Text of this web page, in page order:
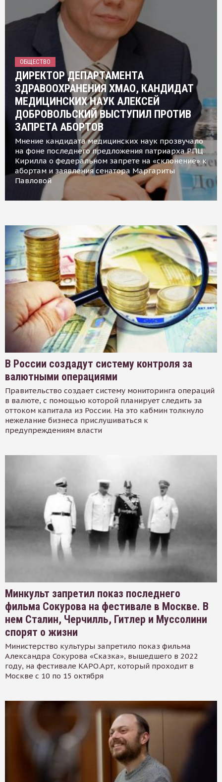
ОБЩЕСТВО
ДИРЕКТОР ДЕПАРТАМЕНТА
ЗДРАВООХРАНЕНИЯ ХМАО, КАНДИДАТ
МЕДИЦИНСКИХ НАУК АЛЕКСЕЙ
ДОБРОВОЛЬСКИЙ ВЫСТУПИЛ ПРОТИВ
ЗАПРЕТА АБОРТОВ
Мнение кандидата медицинских наук прозвучало
на фоне последнего предложения патриарха РПЦ
Кирилла о федеральном запрете на «склонение» к
абортам и заявления сенатора Маргариты
Павловой
В России создадут систему контроля за
валютными операциями
Правительство создает систему мониторинга операций
в валюте, с помощью которой планирует следить за
оттоком капитала из России. На это кабмин толкнуло
нежелание бизнеса прислушиваться к
предупреждениям власти
Минкульт запретил показ последнего
фильма Сокурова на фестивале в Москве. В
нем Сталин, Черчилль, Гитлер и Муссолини
спорят о жизни
Министерство культуры запретило показ фильма
Александра Сокурова «Сказка», вышедшего в 2022
году, на фестивале КАРО.Арт, который проходит в
Москве с 10 по 15 октября